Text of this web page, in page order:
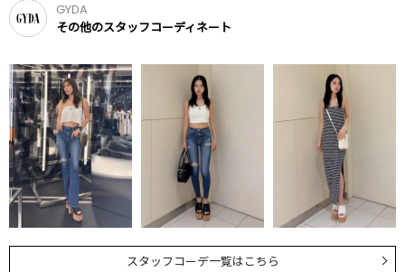
GYDA
その他のスタッフコーディネート
スタッフコーデ一覧はこちら